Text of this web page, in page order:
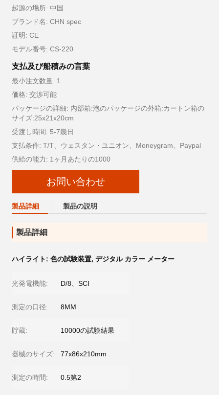
起源の場所: 中国
ブランド名: CHN spec
証明: CE
モデル番号: CS-220
支払及び船積みの言葉
最小注文数量: 1
価格: 交渉可能
パッケージの詳細: 内部箱:泡のパッケージの外箱:カートン箱の
サイズ:25x21x20cm
受渡し時間: 5-7幾日
支払条件: T/T、ウェスタン・ユニオン、Moneygram、Paypal
供給の能力: 1ヶ月あたりの1000
お問い合わせ
製品詳細 製品の説明
製品詳細
ハイライト: 色の試験装置, デジタル カラー メーター
光発電機能: D/8、SCI
測定の口径: 8MM
貯蔵: 10000の試験結果
器械のサイズ: 77x86x210mm
測定の時間: 0.5第2